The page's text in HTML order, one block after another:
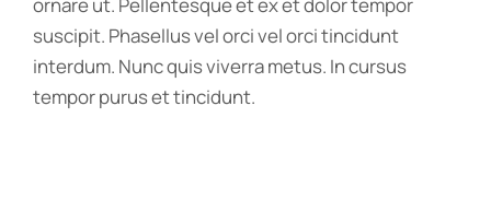
suscipit. Phasellus vel orci vel orci tincidunt
interdum. Nunc quis viverra metus. In cursus
tempor purus et tincidunt.